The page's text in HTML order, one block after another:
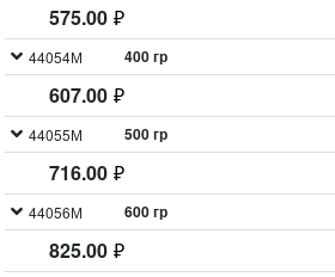
575.00
44054М 400 гр
607.00
44055М 500 гр
716.00
44056М 600 гр
825.00